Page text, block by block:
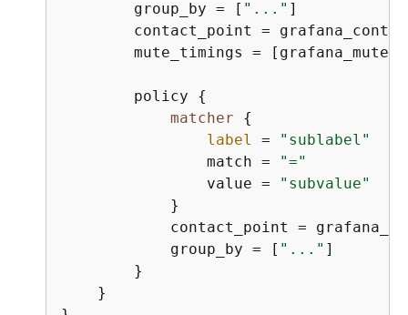
        group_by = [
"..." ]
contact_point =
mute_timings =
        policy
{
matcher
{
label
=
"sublabel"
                match =
"="
                value =
"subvalue"
            }
contact_point =
            group_by = [
"..." ]
        }
    }